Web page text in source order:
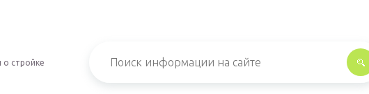
о стройке